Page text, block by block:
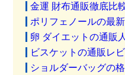
金運 財布通販徹底比
ポリフェノールの最
卵 ダイエットの通販
ビスケットの通販レ
ショルダーバッグの